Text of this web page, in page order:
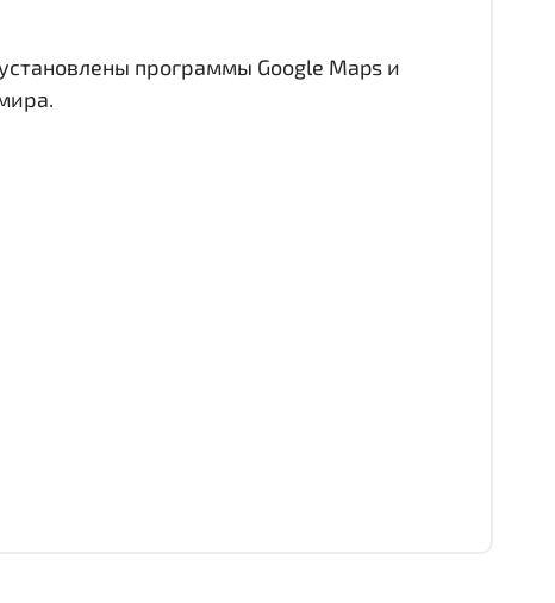
программы Google Maps и